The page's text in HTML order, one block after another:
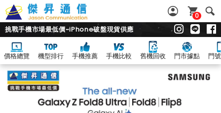
0
挑戰手機市場最低價~iPhone破盤現貨供應
價格總覽 機型排行 手機推薦 手機比較 舊機回收 門市據點 門